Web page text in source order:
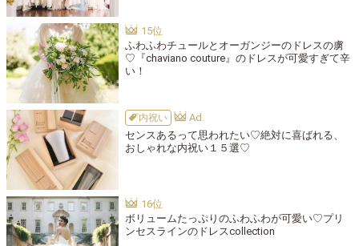
ふわふわチュールとオーガンジーのドレスの虜
♡『chaviano couture』のドレスが可愛すぎて辛
い！
内祝い
センスあるって思われたい♡絶対に喜ばれる、
おしゃれな内祝い１５選♡
ボリュームたっぷりのふわふわが可愛い♡プリ
ンセスラインのドレスcollection